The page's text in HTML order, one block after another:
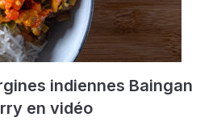
indiennes Baingan
en vidéo